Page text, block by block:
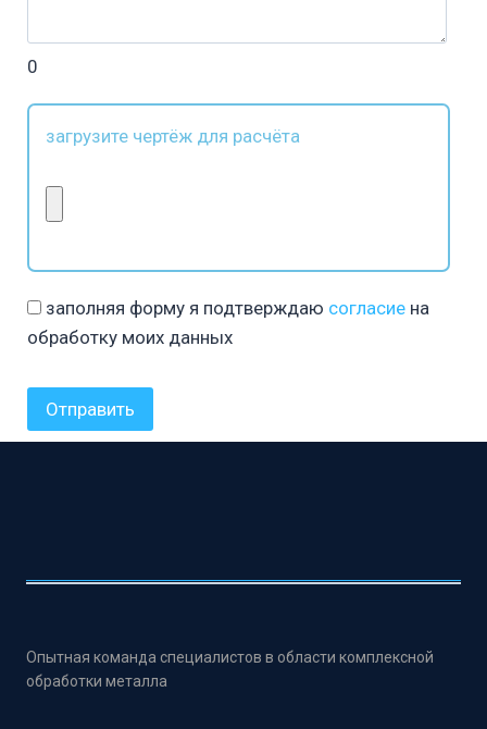
0
загрузите чертёж для расчёта
заполняя форму я подтверждаю согласие на
обработку моих данных
Опытная команда специалистов в области комплексной
обработки металла